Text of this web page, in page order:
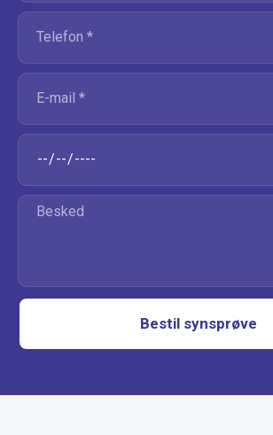
Bestil synsprøve